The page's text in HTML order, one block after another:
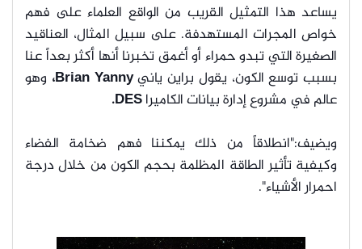
يساعد هذا التمثيل القريب من الواقع العلماء على فهم
خواص المجرات المستهدفة. على سبيل المثال، العناقيد
الصغيرة التي تبدو حمراء أو أغمق تخبرنا أنها أكثر بعداً عنا
بسبب توسع الكون، يقول براين يانيBrian Yanny، وهو
عالم في مشروع إدارة بيانات الكاميرا
ويضيف:"انطلاقاً من ذلك يمكننا فهم ضخامة الفضاء
وكيفية تأثير الطاقة المظلمة بحجم الكون من خلال درجة
احمرار الأشياء".